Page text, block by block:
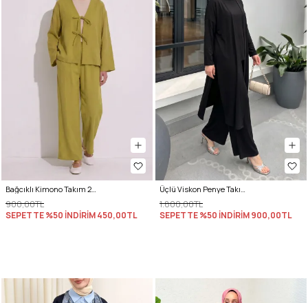
Bağcıklı Kimono Takım 26610 - YAĞ YEŞİLİ
900,00TL
SEPETTE %50 İNDİRİM450,00TL
Üçlü Viskon Penye Takım 13205 - SİYAH
1.800,00TL
SEPETTE %50 İNDİRİM900,00TL